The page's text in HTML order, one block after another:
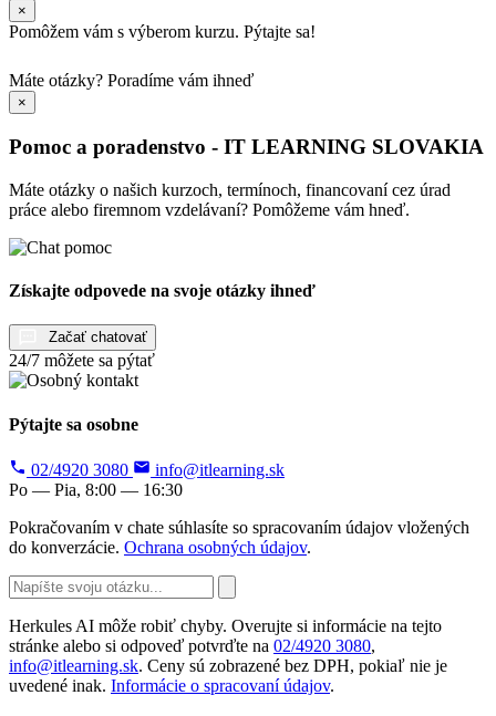
×
Pomôžem vám s výberom kurzu. Pýtajte sa!
Máte otázky? Poradíme vám ihneď
×
Pomoc a poradenstvo - IT LEARNING SLOVAKIA
Máte otázky o našich kurzoch, termínoch, financovaní cez úrad
práce alebo firemnom vzdelávaní? Pomôžeme vám hneď.
Získajte odpovede na svoje otázky ihneď
Začať chatovať
24/7 môžete sa pýtať
Pýtajte sa osobne
02/4920 3080
info@itlearning.sk
Po — Pia, 8:00 — 16:30
Pokračovaním v chate súhlasíte so spracovaním údajov vložených
do konverzácie. Ochrana osobných údajov.
Herkules AI môže robiť chyby. Overujte si informácie na tejto
stránke alebo si odpoveď potvrďte na 02/4920 3080,
info@itlearning.sk. Ceny sú zobrazené bez DPH, pokiaľ nie je
uvedené inak. Informácie o spracovaní údajov.